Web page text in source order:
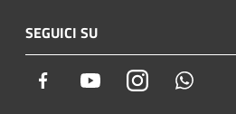
SEGUICI SU
Facebook YoutubeInstagram